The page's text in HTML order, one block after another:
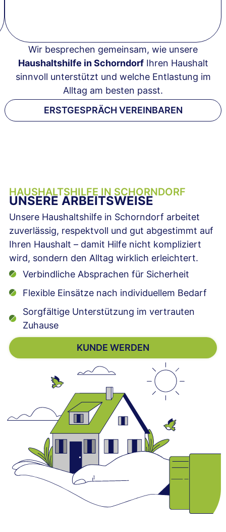
Wir besprechen gemeinsam, wie unsere
Haushaltshilfe in SchorndorfIhren Haushalt
sinnvoll unterstützt und welche Entlastung im
Alltag am besten passt.
ERSTGESPRÄCH VEREINBAREN
HAUSHALTSHILFE IN SCHORNDORF
UNSERE ARBEITSWEISE
Unsere Haushaltshilfe in Schorndorf arbeitet
zuverlässig, respektvoll und gut abgestimmt auf
Ihren Haushalt – damit Hilfe nicht kompliziert
wird, sondern den Alltag wirklich erleichtert.
Verbindliche Absprachen für Sicherheit
Flexible Einsätze nach individuellem Bedarf
Sorgfältige Unterstützung im vertrauten
Zuhause
KUNDE WERDEN